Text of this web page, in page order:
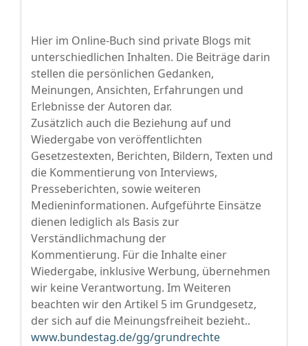
Hier im Online-Buch sind private Blogs mit
unterschiedlichen Inhalten. Die Beiträge darin
stellen die persönlichen Gedanken,
Meinungen, Ansichten, Erfahrungen und
Erlebnisse der Autoren dar.
Zusätzlich auch die Beziehung auf und
Wiedergabe von veröffentlichten
Gesetzestexten, Berichten, Bildern, Texten und
die Kommentierung von Interviews,
Presseberichten, sowie weiteren
Medieninformationen. Aufgeführte Einsätze
dienen lediglich als Basis zur
Verständlichmachung der
Kommentierung. Für die Inhalte einer
Wiedergabe, inklusive Werbung, übernehmen
wir keine Verantwortung. Im Weiteren
beachten wir den Artikel 5 im Grundgesetz,
der sich auf die Meinungsfreiheit bezieht..
www.bundestag.de/gg/grundrechte